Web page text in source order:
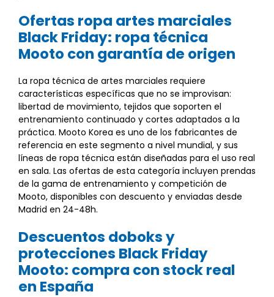
Ofertas ropa artes marciales
Black Friday: ropa técnica
Mooto con garantía de origen
La ropa técnica de artes marciales requiere
características específicas que no se improvisan:
libertad de movimiento, tejidos que soporten el
entrenamiento continuado y cortes adaptados a la
práctica. Mooto Korea es uno de los fabricantes de
referencia en este segmento a nivel mundial, y sus
líneas de ropa técnica están diseñadas para el uso real
en sala. Las ofertas de esta categoría incluyen prendas
de la gama de entrenamiento y competición de
Mooto, disponibles con descuento y enviadas desde
Madrid en 24-48h.
Descuentos doboks y
protecciones Black Friday
Mooto: compra con stock real
en España